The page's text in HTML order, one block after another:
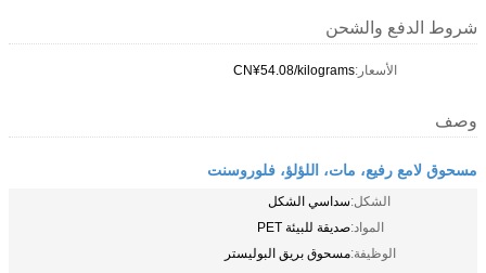
شروط الدفع والشحن
الأسعار:CN¥54.08/kilograms
وصف
مسحوق لامع رفيع، مات، اللؤلؤ، فلوروسنت
الشكل:سداسي الشكل
المواد:صديقة للبيئة PET
الوظيفة:مسحوق بريق البوليستر